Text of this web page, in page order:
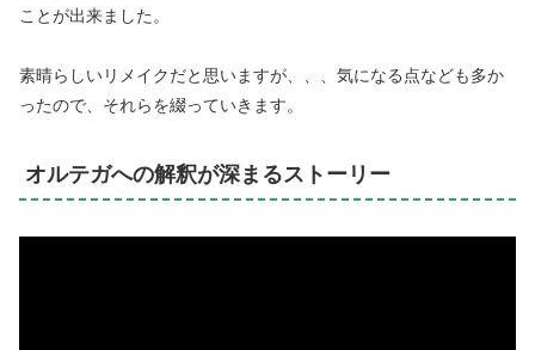
ことが出来ました。
素晴らしいリメイクだと思いますが、、、気になる点なども多か
ったので、それらを綴っていきます。
オルテガへの解釈が深まるストーリー